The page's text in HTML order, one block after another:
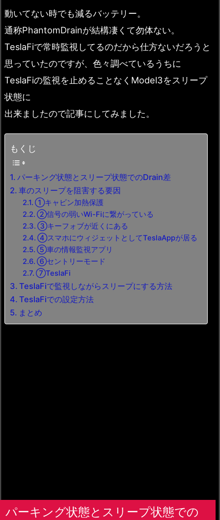
動いてない時でも減るバッテリー。
通称PhantomDrainが結構凄くて勿体ない。
TeslaFiで常時監視してるのだから仕方ないだろうと
思っていたのですが、色々調べているうちに
TeslaFiの監視を止めることなくModel3をスリープ
状態に
出来ましたので記事にしてみました。
もくじ
パーキング状態とスリープ状態でのDrain差
車のスリープを阻害する要因
①キャビン加熱保護
②信号の弱いWi-Fiに繋がっている
③キーフォブが近くにある
④スマホにウィジェットとしてTeslaAppが居る
⑤車の情報監視アプリ
⑥セントリーモード
⑦TeslaFi
TeslaFiで監視しながらスリープにする方法
TeslaFiでの設定方法
まとめ
パーキング状態とスリープ状態での